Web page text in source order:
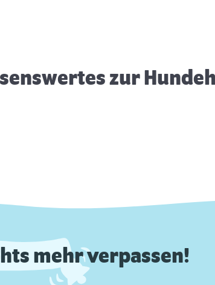
zur
mehr verpassen!